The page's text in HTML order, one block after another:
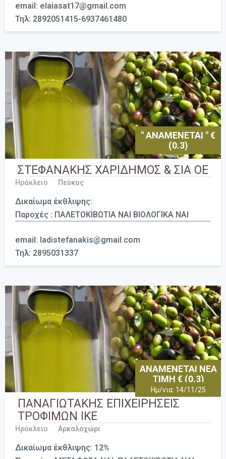
email: elaiasat17@gmail.com
Τηλ: 2892051415-6937461480
" ΑΝΑΜΕΝΕΤΑΙ " €
(0.3)
ΣΤΕΦΑΝΑΚΗΣ ΧΑΡΙΔΗΜΟΣ & ΣΙΑ ΟΕ
Ηράκλειο Πεύκος
Δικαίωμα έκθλιψης:
Παροχές : ΠΑΛΕΤΟΚΙΒΩΤΙΑ ΝΑΙ ΒΙΟΛΟΓΙΚΑ ΝΑΙ
email: ladistefanakis@gmail.com
Τηλ: 2895031337
ΑΝΑΜΕΝΕΤΑΙ ΝΕΑ
ΤΙΜΗ € (0.3)
Ημ/νια: 14/11/25
ΠΑΝΑΓΙΩΤΑΚΗΣ ΕΠΙΧΕΙΡΗΣΕΙΣ
ΤΡΟΦΙΜΩΝ ΙΚΕ
Ηράκλειο Αρκαλοχώρι
Δικαίωμα έκθλιψης: 12%